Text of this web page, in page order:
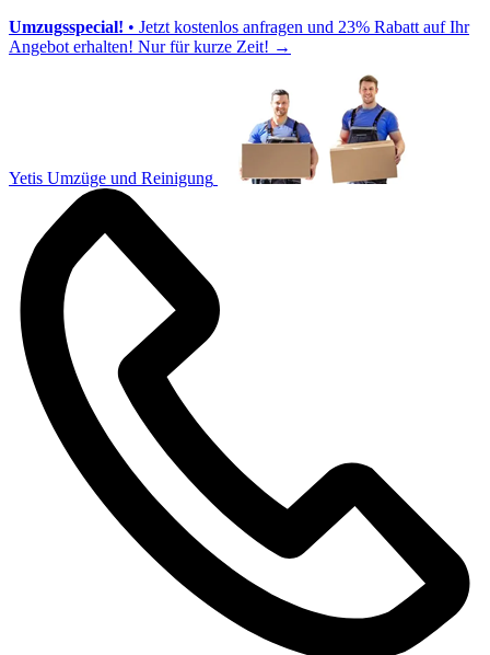
Umzugsspecial! • Jetzt kostenlos anfragen und 23% Rabatt auf Ihr
Angebot erhalten! Nur für kurze Zeit! →
Yetis Umzüge und Reinigung